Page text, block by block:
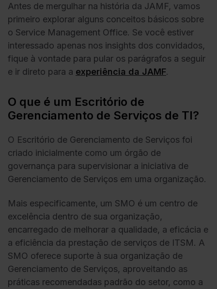
Antes de mergulhar na história da JAMF, vamos
primeiro explorar alguns conceitos básicos sobre
o Service Management Office. Se você estiver
interessado apenas nos insights dos convidados,
fique à vontade para pular os parágrafos a seguir
e ir direto para a experiência da JAMF.
O que é um Escritório de
Gerenciamento de Serviços de TI?
O Escritório de Gerenciamento de Serviços foi
criado inicialmente como um órgão de
governança para supervisionar a iniciativa de
Gerenciamento de Serviços em uma organização.
Mais especificamente, um SMO é um centro de
excelência dentro de sua organização,
encarregado de melhorar a qualidade, a eficácia e
a eficiência da prestação de serviços de ITSM. A
SMO oferece suporte à sua organização de
Gerenciamento de Serviços, aproveitando as
práticas recomendadas padrão do setor, como a